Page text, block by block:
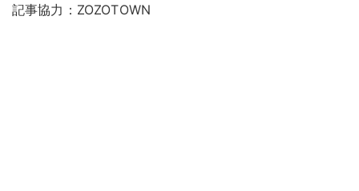
記事協力：ZOZOTOWN